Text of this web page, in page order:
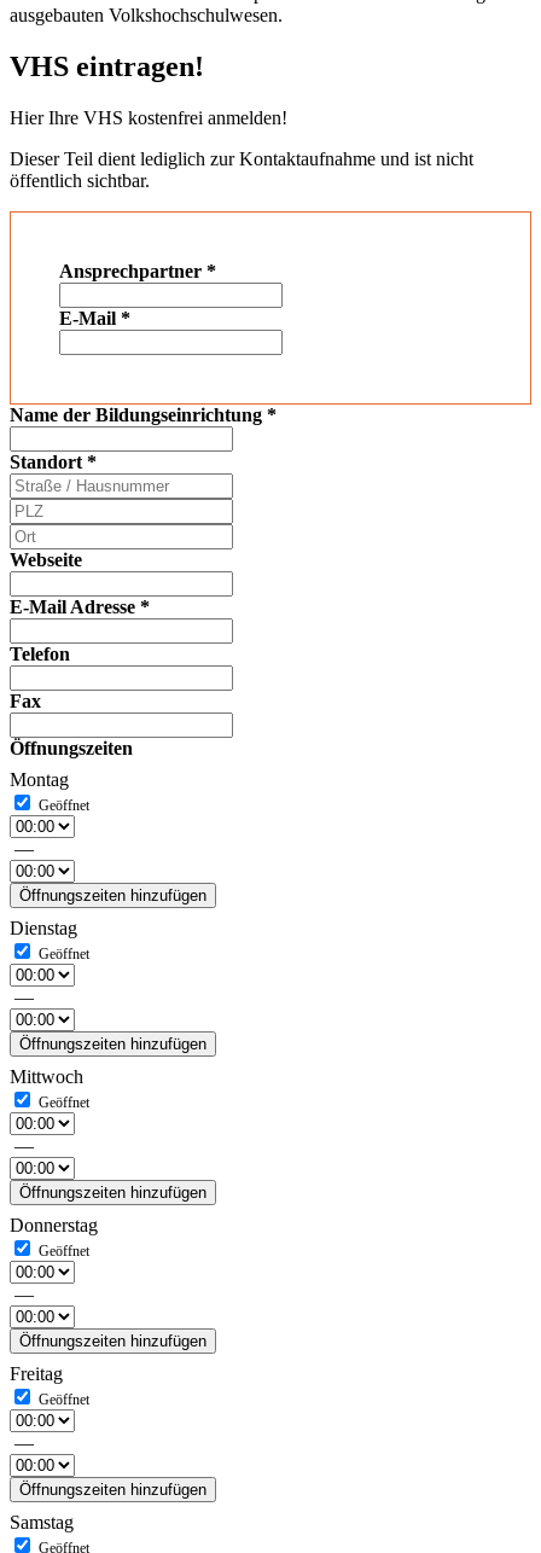
ausgebauten Volkshochschulwesen.
VHS eintragen!
Hier Ihre VHS kostenfrei anmelden!
Dieser Teil dient lediglich zur Kontaktaufnahme und ist nicht
öffentlich sichtbar.
Ansprechpartner *
E-Mail *
Name der Bildungseinrichtung *
Standort *
Webseite
E-Mail Adresse *
Telefon
Fax
Öffnungszeiten
Montag
—
Öffnungszeiten hinzufügen
Dienstag
—
Öffnungszeiten hinzufügen
Mittwoch
—
Öffnungszeiten hinzufügen
Donnerstag
—
Öffnungszeiten hinzufügen
Freitag
—
Öffnungszeiten hinzufügen
Samstag